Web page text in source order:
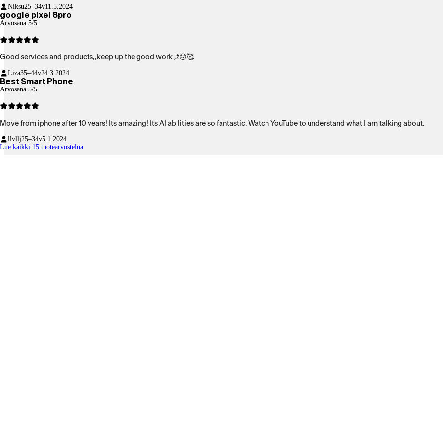
Niksu25–34v11.5.2024
google pixel 8pro
Arvosana 5/5
Good services and products,,keep up the good work ,ž🙃🥰
Liza35–44v24.3.2024
Best Smart Phone
Arvosana 5/5
Move from iphone after 10 years! Its amazing! Its AI abilities are so fantastic. Watch YouTube to understand what I am talking about.
llvllj25–34v5.1.2024
Lue kaikki 15 tuotearvostelua